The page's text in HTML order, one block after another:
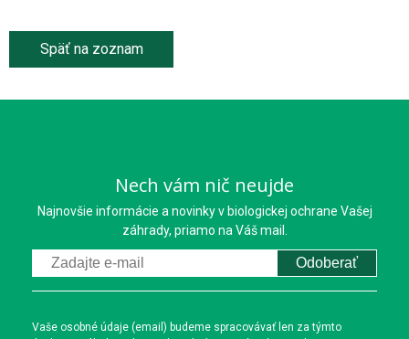
Späť na zoznam
Nech vám nič neujde
Najnovšie informácie a novinky v biologickej ochrane Vašej
záhrady, priamo na Váš mail.
Odoberať
Vaše osobné údaje (email) budeme spracovávať len za týmto